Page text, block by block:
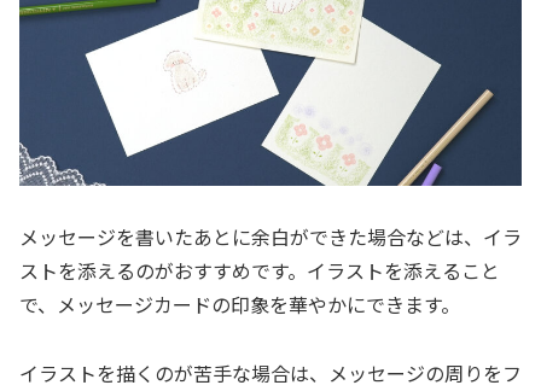
メッセージを書いたあとに余白ができた場合などは、イラ
ストを添えるのがおすすめです。イラストを添えること
で、メッセージカードの印象を華やかにできます。
イラストを描くのが苦手な場合は、メッセージの周りをフ